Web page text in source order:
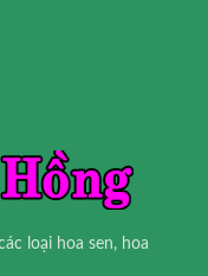
loại hoa sen, hoa